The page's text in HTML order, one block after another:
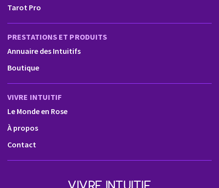
Tarot Pro
PRESTATIONS ET PRODUITS
Annuaire des Intuitifs
Boutique
VIVRE INTUITIF
Le Monde en Rose
À propos
Contact